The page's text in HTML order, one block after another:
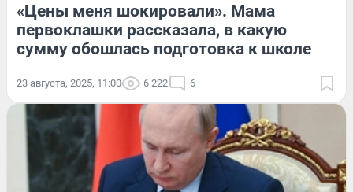
«Цены меня шокировали». Мама
первоклашки рассказала, в какую
сумму обошлась подготовка к школе
23 августа, 2025, 11:00 6 222 6